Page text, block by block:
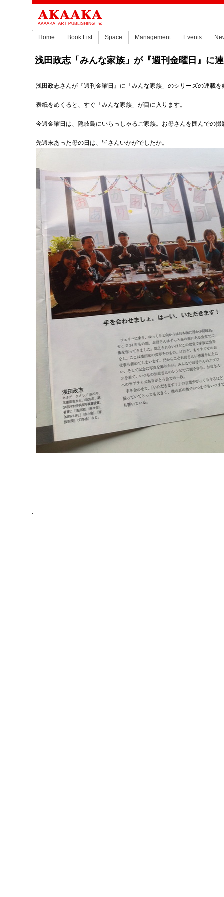
Home Book List Space Management Events
浅田政志「みんな家族」が『週刊金曜日』に
浅田政志さんが『週刊金曜日』に「みんな家族」のシリーズの連載を
表紙をめくると、すぐ「みんな家族」が目に入ります。
今週金曜日は、隠岐島にいらっしゃるご家族。お母さんを囲んでの撮
先週末あった母の日は、皆さんいかがでしたか。